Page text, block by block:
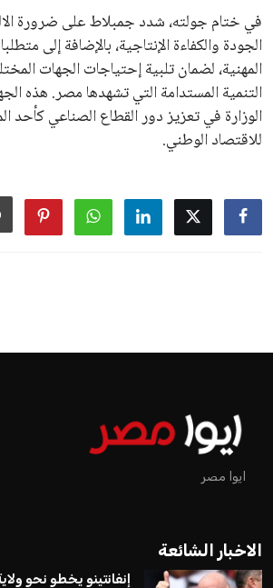
في ختام جولته، شدد جمبلاط على ضرورة
الجودة والكفاءة الإنتاجية، بالإضافة إلى
المهنية، لضمان تلبية إحتياجات الجهات
التنمية المستدامة التي تشهدها مصر. هذه
الوزارة في تعزيز دور القطاع الصناعي كأحد
للاقتصاد الوطني.
ايوا مصر
الاخبار الشائعة
إنفانتينو يخطو نحو